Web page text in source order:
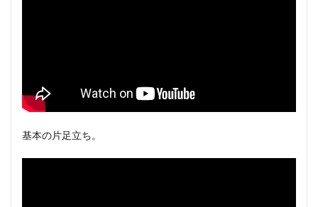
基本の片足立ち。